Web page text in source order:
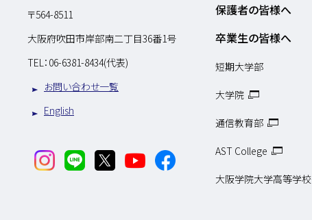
〒564-8511
大阪府吹田市岸部南二丁目36番1号
TEL： 06-6381-8434(代表)
お問い合わせ一覧
English
保護者の皆様へ
卒業生の皆様へ
短期大学部
大学院
通信教育部
AST College
大阪学院大学高等学校